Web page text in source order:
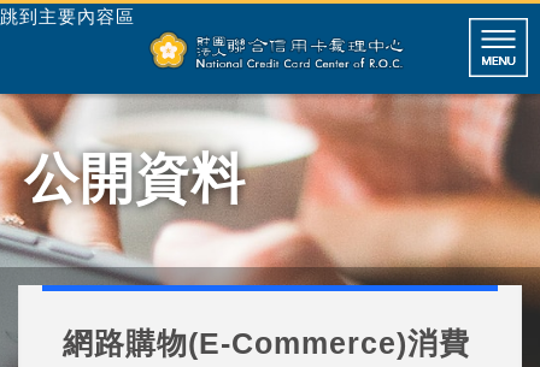
跳到主要內容區
公開資料
網路購物(E-Commerce)消費